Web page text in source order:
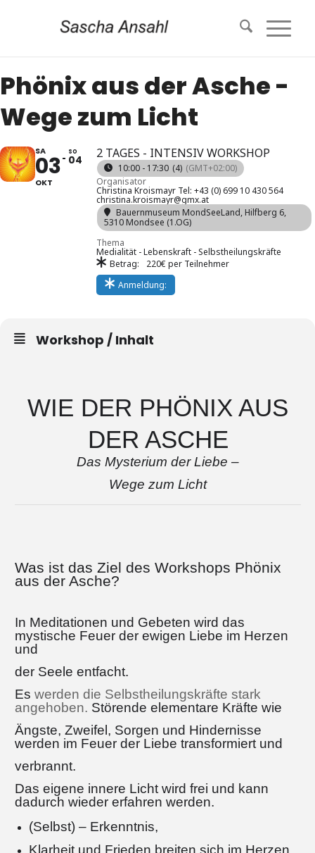
Phönix aus der Asche -
Wege zum Licht
SA
03
OKT
SO
04 2 TAGES - INTENSIV WORKSHOP
10:00 - 17:30 (4) (GMT+02:00)
Organisator
Christina Kroismayr Tel: +43 (0) 699 10 430 564
christina.kroismayr@gmx.at
Bauernmuseum MondSeeLand, Hilfberg 6,
5310 Mondsee (1.OG)
Thema
Medialität - Lebenskraft - Selbstheilungskräfte
Betrag:
220€ per Teilnehmer
Anmeldung:
Workshop / Inhalt
WIE DER PHÖNIX AUS
DER ASCHE
Das Mysterium der Liebe –
Wege zum Licht
Was ist das Ziel des Workshops Phönix
aus der Asche?
In Meditationen und Gebeten wird das
mystische Feuer der ewigen Liebe im Herzen
und
der Seele entfacht.
Es werden die Selbstheilungskräfte stark
angehoben. Störende elementare Kräfte wie
Ängste, Zweifel, Sorgen und Hindernisse
werden im Feuer der Liebe transformiert und
verbrannt.
Das eigene innere Licht wird frei und kann
dadurch wieder erfahren werden.
(Selbst) – Erkenntnis,
Klarheit und Frieden breiten sich im Herzen